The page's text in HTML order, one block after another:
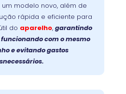
modelo novo, além de
rápida e eficiente para
do aparelho,garantindo
com o mesmo
e evitando gastos
original ao seu aparelho.
a escolha inteligente:
louças com um reparo
e de qualidade!